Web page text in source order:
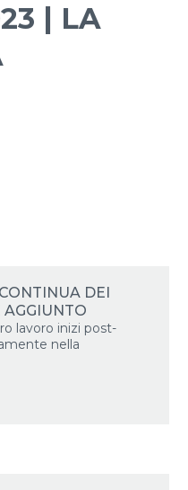
| LA
DEI
AGGIUNTO
lavoro inizi post-
nella